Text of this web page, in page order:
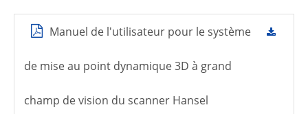
Manuel de l'utilisateur pour le système
de mise au point dynamique 3D à grand
champ de vision du scanner Hansel